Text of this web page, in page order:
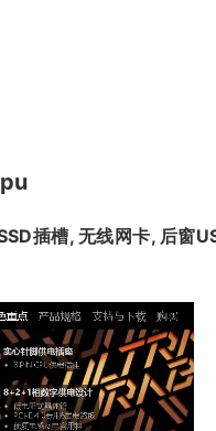
插槽, 无线网卡​, 后窗